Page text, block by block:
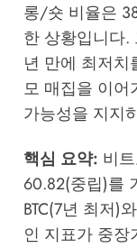
롱/숏 비율은
한 상황입니다.
년 만에 최저
모 매집을 이어
가능성을 지지
핵심 요약: 비
60.82(중립)를
BTC(7년 최저)
인 지표가 중